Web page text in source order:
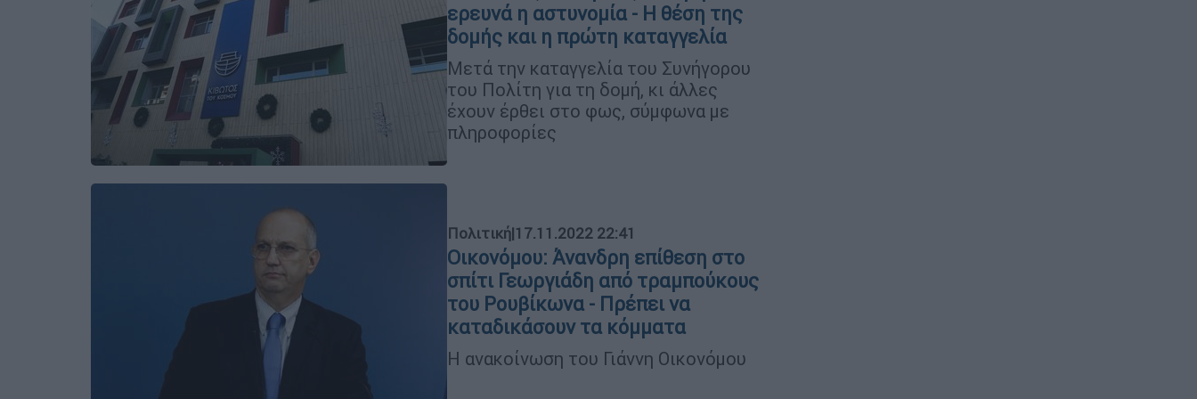
ερευνά η αστυνομία - Η θέση της
δομής και η πρώτη καταγγελία
Μετά την καταγγελία του Συνήγορου
του Πολίτη για τη δομή, κι άλλες
έχουν έρθει στο φως, σύμφωνα με
πληροφορίες
Πολιτική|17.11.2022 22:41
Οικονόμου: Άνανδρη επίθεση στο
σπίτι Γεωργιάδη από τραμπούκους
του Ρουβίκωνα - Πρέπει να
καταδικάσουν τα κόμματα
Η ανακοίνωση του Γιάννη Οικονόμου